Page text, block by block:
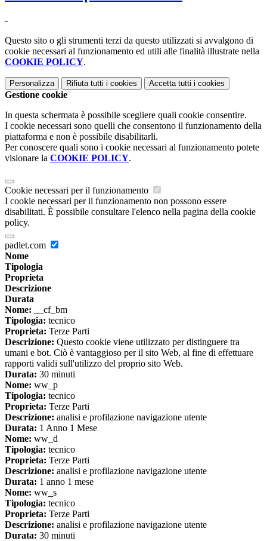
-
Questo sito o gli strumenti terzi da questo utilizzati si avvalgono di
cookie necessari al funzionamento ed utili alle finalità illustrate nella
COOKIE POLICY.
Personalizza Rifiuta tutti i cookies Accetta tutti i cookies
Gestione cookie
In questa schermata è possibile scegliere quali cookie consentire.
I cookie necessari sono quelli che consentono il funzionamento della
piattaforma e non è possibile disabilitarli.
Per conoscere quali sono i cookie necessari al funzionamento potete
visionare la COOKIE POLICY.
Cookie necessari per il funzionamento
I cookie necessari per il funzionamento non possono essere
disabilitati. È possibile consultare l'elenco nella pagina della cookie
policy.
padlet.com
Nome
Tipologia
Proprieta
Descrizione
Durata
Nome: __cf_bm
Tipologia: tecnico
Proprieta: Terze Parti
Descrizione: Questo cookie viene utilizzato per distinguere tra
umani e bot. Ciò è vantaggioso per il sito Web, al fine di effettuare
rapporti validi sull'utilizzo del proprio sito Web.
Durata: 30 minuti
Nome: ww_p
Tipologia: tecnico
Proprieta: Terze Parti
Descrizione: analisi e profilazione navigazione utente
Durata: 1 Anno 1 Mese
Nome: ww_d
Tipologia: tecnico
Proprieta: Terze Parti
Descrizione: analisi e profilazione navigazione utente
Durata: 1 anno 1 mese
Nome: ww_s
Tipologia: tecnico
Proprieta: Terze Parti
Descrizione: analisi e profilazione navigazione utente
Durata: 30 minuti